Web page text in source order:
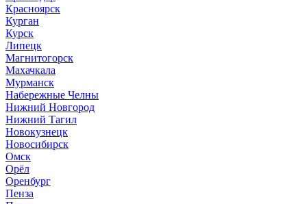
Красноярск
Курган
Курск
Липецк
Магнитогорск
Махачкала
Мурманск
Набережные Челны
Нижний Новгород
Нижний Тагил
Новокузнецк
Новосибирск
Омск
Орёл
Оренбург
Пенза